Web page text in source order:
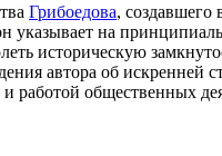
Грибоедова,
указывает на
историческую
автора об искренней
работой общественных